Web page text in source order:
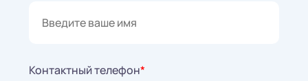
Контактный телефон*